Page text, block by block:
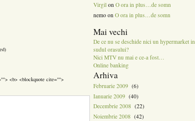
<b> <blockquote cite="">
Virgil onO ora in plus…de somn
nemo onO ora in plus…de somn
Mai vechi
De ce nu se deschide nici un hypermarket in
sudul orasului?
Nici MTV nu mai e ce-a fost…
Online banking
Arhiva
Februarie 2009 (6)
Ianuarie 2009 (40)
Decembrie 2008 (22)
Noiembrie 2008 (42)